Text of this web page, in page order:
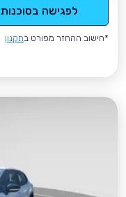
לפגישה בסוכנות
*חישוב ההחזר מפורט בתקנון